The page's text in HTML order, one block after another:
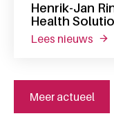
Henrik-Jan
Health
lees nieuws
Meer actueel